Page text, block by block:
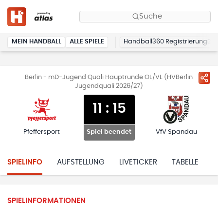
Suche
MEIN HANDBALL ALLE SPIELE Handball360 Registrierung
Berlin - mD-Jugend Quali Hauptrunde OL/VL (HVBerlin
Jugendquali 2026/27)
Pfeffersport
11 : 15
Spiel beendet VfV Spandau
SPIELINFO AUFSTELLUNG LIVETICKER TABELLE
SPIELINFORMATIONEN